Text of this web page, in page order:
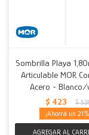
Sombrilla Playa
Articulable MOR
Acero - Blanco/
$ 423 $
21